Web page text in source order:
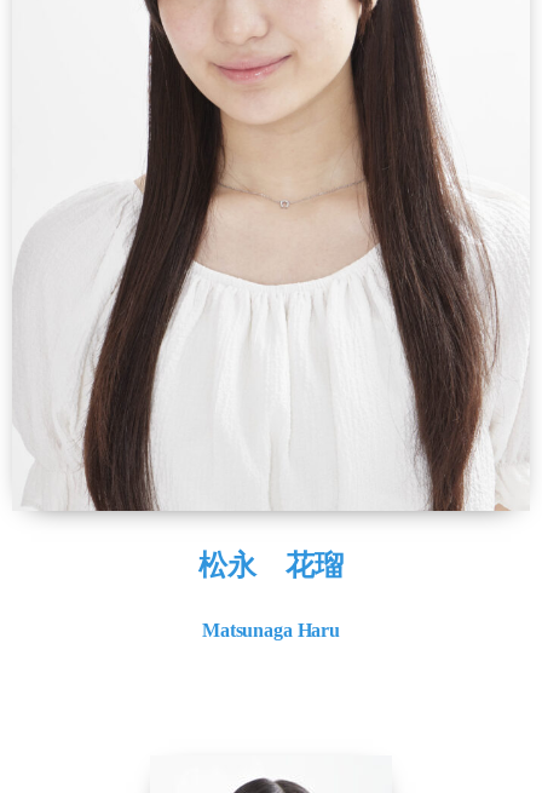
松永 花瑠
Matsunaga Haru